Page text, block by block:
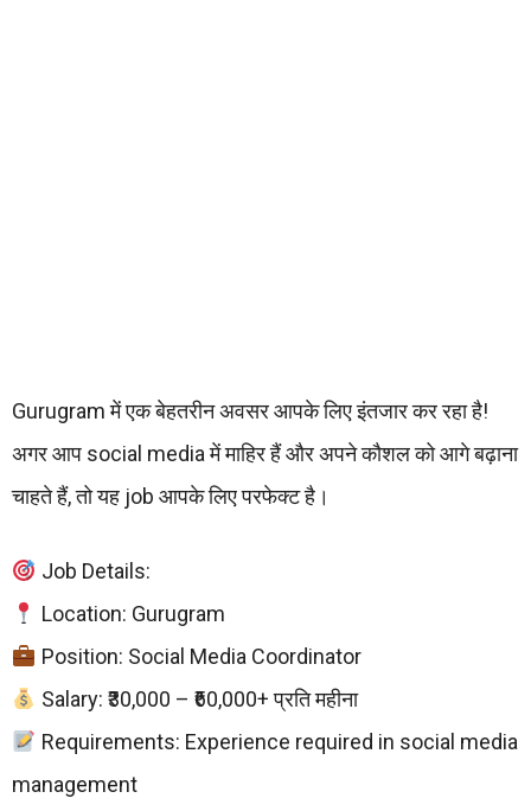
Gurugram में एक बेहतरीन अवसर आपके लिए इंतजार कर रहा है!
अगर आप social media में माहिर हैं और अपने कौशल को आगे बढ़ाना
चाहते हैं, तो यह job आपके लिए परफेक्ट है।
Job Details:
Location: Gurugram
Position: Social Media Coordinator
Salary: ₹30,000 – ₹60,000+ प्रति महीना
Requirements: Experience required in social media
management